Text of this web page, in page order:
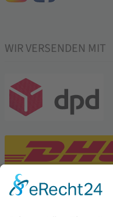
WIR VERSENDEN MIT